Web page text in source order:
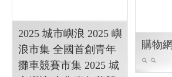
網,高雄網頁活動設計
2025 城市嶼浪 2025 嶼